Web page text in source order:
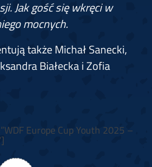
Jak gość się wkręci w
mocnych.
także Michał Sanecki,
Białecka i Zofia
Europe Cup Youth 2025 –